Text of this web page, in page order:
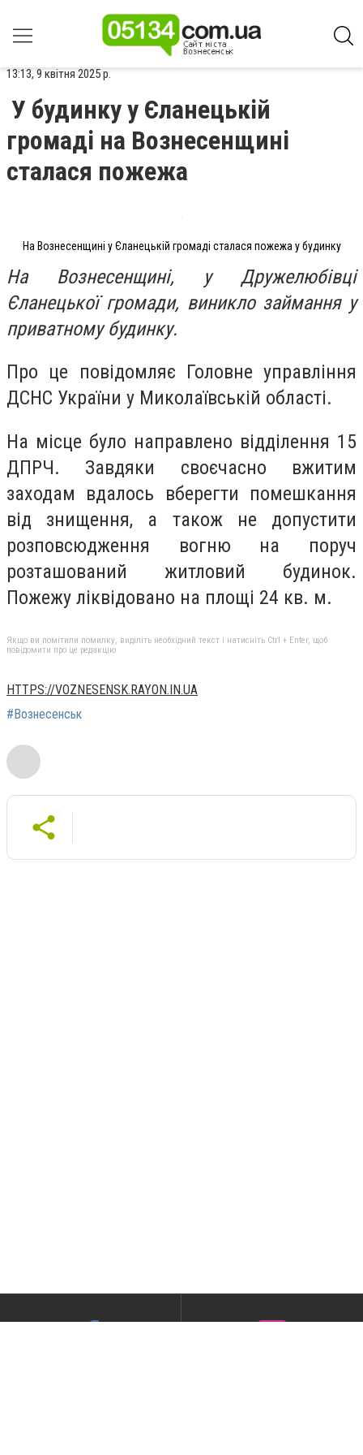
13:13, 9 квітня 2025 р.
У будинку у Єланецькій
громаді на Вознесенщині
сталася пожежа
На Вознесенщині у Єланецькій громаді сталася пожежа у будинку
На Вознесенщині, у Дружелюбівці
Єланецької громади, виникло займання у
приватному будинку.
Про це повідомляє Головне управління
ДСНС України у Миколаївській області.
На місце було направлено відділення 15
ДПРЧ. Завдяки своєчасно вжитим
заходам вдалось вберегти помешкання
від знищення, а також не допустити
розповсюдження вогню на поруч
розташований житловий будинок.
Пожежу ліквідовано на площі 24 кв. м.
Якщо ви помітили помилку, виділіть необхідний текст і натисніть Ctrl + Enter, щоб
повідомити про це редакцію
HTTPS://VOZNESENSK.RAYON.IN.UA
#Вознесенськ